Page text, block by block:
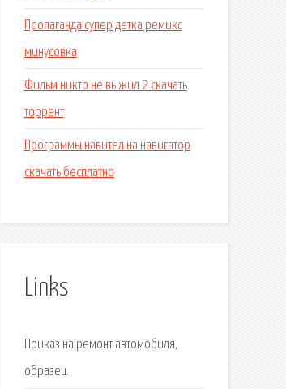
Пропаганда супер детка ремикс
минусовка
Фильм никто не выжил 2 скачать
торрент
Программы навител на навигатор
скачать бесплатно
Links
Приказ на ремонт автомобиля,
образец.